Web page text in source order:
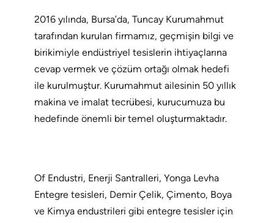
2016 yılında, Bursa’da, Tuncay Kurumahmut
tarafından kurulan firmamız, geçmişin bilgi ve
birikimiyle endüstriyel tesislerin ihtiyaçlarına
cevap vermek ve çözüm ortağı olmak hedefi
ile kurulmuştur. Kurumahmut ailesinin 50 yıllık
makina ve imalat tecrübesi, kurucumuza bu
hedefinde önemli bir temel oluşturmaktadır.
Of Endustri, Enerji Santralleri, Yonga Levha
Entegre tesisleri, Demir Çelik, Çimento, Boya
ve Kimya endustrileri gibi entegre tesisler için